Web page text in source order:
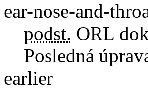
ear-nose-and-
podst. ORL
Posledná
earlier